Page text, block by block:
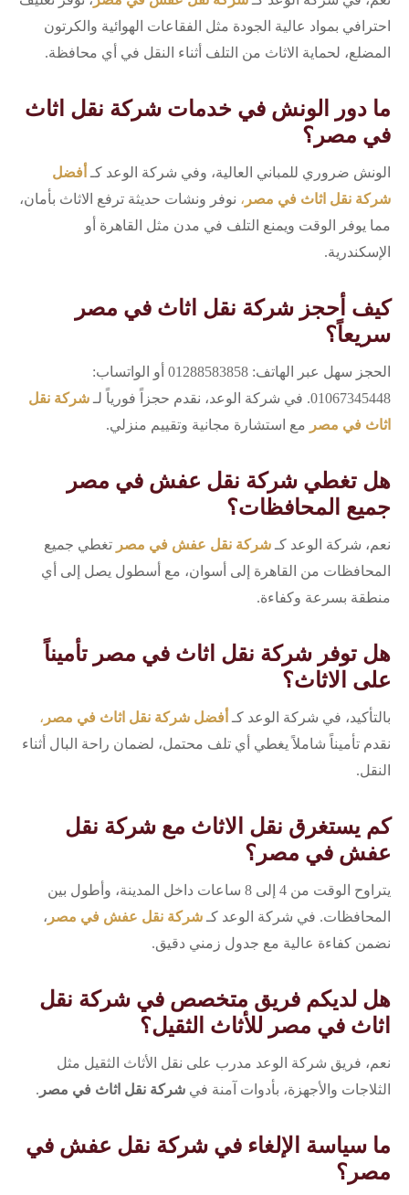
احترافي بمواد عالية الجودة مثل الفقاعات الهوائية والكرتون
المضلع، لحماية الاثاث من التلف أثناء النقل في أي محافظة.
ما دور الونش في خدمات شركة نقل اثاث
في مصر؟
الونش ضروري للمباني العالية، وفي شركة الوعد كـ أفضل
شركة نقل اثاث في مصر ، نوفر ونشات حديثة ترفع الاثاث بأمان،
مما يوفر الوقت ويمنع التلف في مدن مثل القاهرة أو
الإسكندرية.
كيف أحجز شركة نقل اثاث في مصر
سريعاً؟
الحجز سهل عبر الهاتف: 01288583858 أو الواتساب:
01067345448. في شركة الوعد، نقدم حجزاً فورياً لـ
شركة نقل
اثاث في مصر مع استشارة مجانية وتقييم منزلي.
هل تغطي شركة نقل عفش في مصر
جميع المحافظات؟
نعم، شركة الوعد كـ شركة نقل عفش في مصر تغطي جميع
المحافظات من القاهرة إلى أسوان، مع أسطول يصل إلى أي
منطقة بسرعة وكفاءة.
هل توفر شركة نقل اثاث في مصر تأميناً
على الاثاث؟
بالتأكيد، في شركة الوعد كـ أفضل شركة نقل اثاث في مصر ،
نقدم تأميناً شاملاً يغطي أي تلف محتمل، لضمان راحة البال أثناء
النقل.
كم يستغرق نقل الاثاث مع شركة نقل
عفش في مصر؟
يتراوح الوقت من 4 إلى 8 ساعات داخل المدينة، وأطول بين
المحافظات. في شركة الوعد كـ شركة نقل عفش في مصر ،
نضمن كفاءة عالية مع جدول زمني دقيق.
هل لديكم فريق متخصص في شركة نقل
اثاث في مصر للأثاث الثقيل؟
نعم، فريق شركة الوعد مدرب على نقل الأثاث الثقيل مثل
الثلاجات والأجهزة، بأدوات آمنة في شركة نقل اثاث في مصر .
ما سياسة الإلغاء في شركة نقل عفش في
مصر؟